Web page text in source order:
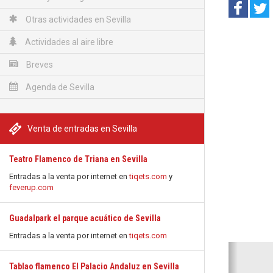
Otras actividades en Sevilla
Actividades al aire libre
Breves
Agenda de Sevilla
Venta de entradas en Sevilla
Teatro Flamenco de Triana en Sevilla
Entradas a la venta por internet entiqets.com y
feverup.com
Guadalpark el parque acuático de Sevilla
Entradas a la venta por internet entiqets.com
Tablao flamenco El Palacio Andaluz en Sevilla